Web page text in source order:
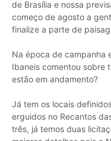
de Brasília e nossa
começo de agosto a
finalize a parte de
Na época de campanha
Ibaneis comentou sobre
estão em andamento?
Já tem os locais
erguidos no Recantos
três, já temos duas